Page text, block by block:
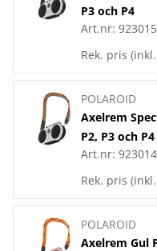
P3 och P4
Art.nr: 923015
Rek. pris
POLAROID
Axelrem
P2, P3 och P4
Art.nr: 923014
Rek. pris
POLAROID
Axelrem Gul